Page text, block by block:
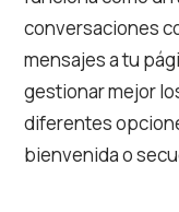
conversaciones
mensajes a tu
gestionar mejor
diferentes
bienvenida o